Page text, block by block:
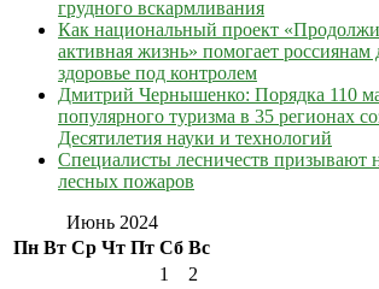
грудного вскармливания
Как национальный проект
активная жизнь» помогает россиянам
здоровье под контролем
Дмитрий Чернышенко: Порядка 110
популярного туризма в 35 регионах
Десятилетия науки и технологий
Специалисты лесничеств призывают
лесных пожаров
Июнь 2024
Пн Вт Ср Чт Пт Сб Вс
1
2